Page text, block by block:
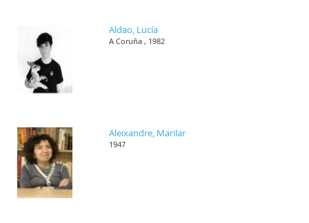
Aldao, Lucía
A Coruña , 1982
Aleixandre, Marilar
1947